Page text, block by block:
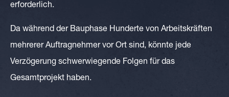
erforderlich.
Da während der Bauphase Hunderte von Arbeitskräften
mehrerer Auftragnehmer vor Ort sind, könnte jede
Verzögerung schwerwiegende Folgen für das
Gesamtprojekt haben.